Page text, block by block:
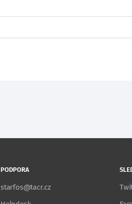
PODPORA
starfos@tacr.cz